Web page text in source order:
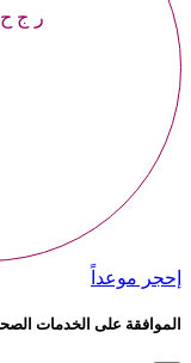
إحجر
إحجر موعداً
الموافقة على الخدمات